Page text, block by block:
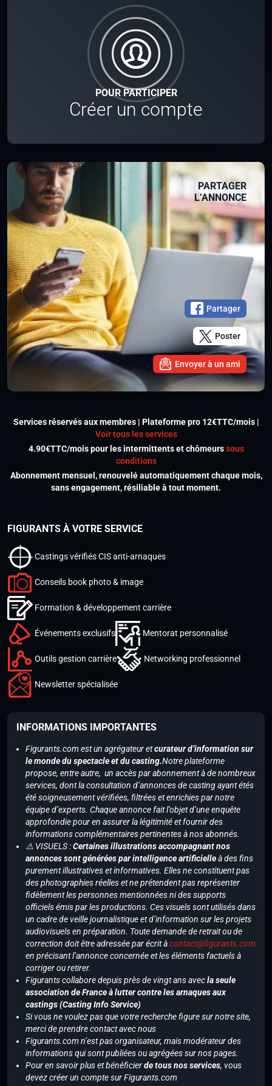
POUR PARTICIPER
Créer un compte
PARTAGER
L’ANNONCE
Partager
Poster
Envoyer à un ami
Services réservés aux membres | Plateforme pro 12€TTC/mois |
Voir tous les services
4.90€TTC/mois pour les intermittents et chômeurssous
conditions
Abonnement mensuel, renouvelé automatiquement chaque mois,
sans engagement, résiliable à tout moment.
FIGURANTS À VOTRE SERVICE
Castings vérifiés CIS anti-arnaques
Conseils book photo & image
Formation & développement carrière
Événements exclusifs Mentorat personnalisé
Outils gestion carrière Networking professionnel
Newsletter spécialisée
INFORMATIONS IMPORTANTES
Figurants.com est un agrégateur etcurateur d’information sur
le monde du spectacle et du casting.Notre plateforme
propose, entre autre, un accès par abonnement à de nombreux
services, dont la consultation d’annonces de casting ayant étés
été soigneusement vérifiées, filtrées et enrichies par notre
équipe d’experts. Chaque annonce fait l’objet d’une enquête
approfondie pour en assurer la légitimité et fournir des
informations complémentaires pertinentes à nos abonnés.
⚠️ VISUELS :Certaines illustrations accompagnant nos
annonces sont générées par intelligence artificielleà des fins
purement illustratives et informatives. Elles ne constituent pas
des photographies réelles et ne prétendent pas représenter
fidèlement les personnes mentionnées ni des supports
officiels émis par les productions. Ces visuels sont utilisés dans
un cadre de veille journalistique et d’information sur les projets
audiovisuels en préparation. Toute demande de retrait ou de
correction doit être adressée par écrit àcontact@figurants.com
en précisant l’annonce concernée et les éléments factuels à
corriger ou retirer.
Figurants collabore depuis près de vingt ans avecla seule
association de France à lutter contre les arnaques aux
castings (Casting Info Service)
Si vous ne voulez pas que votre recherche figure sur notre site,
merci de prendre contact avec nous
Figurants.com n’est pas organisateur, mais modérateur des
informations qui sont publiées ou agrégées sur nos pages.
Pour en savoir plus et bénéficierde tous nos services, vous
devez créer un compte sur Figurants.com